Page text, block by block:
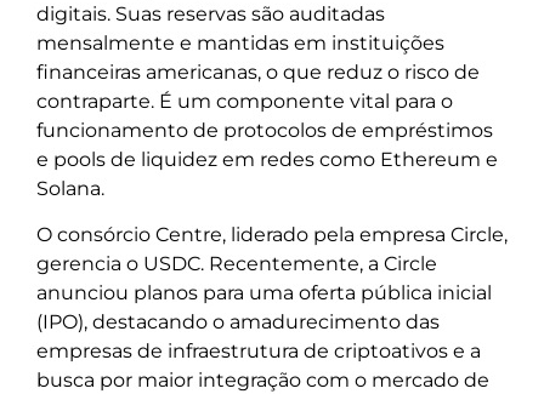
digitais. Suas reservas são auditadas
mensalmente e mantidas em instituições
financeiras americanas, o que reduz o risco de
contraparte. É um componente vital para o
funcionamento de protocolos de empréstimos
e pools de liquidez em redes como Ethereum e
Solana.
O consórcio Centre, liderado pela empresa Circle,
gerencia o USDC. Recentemente, a Circle
anunciou planos para uma oferta pública inicial
(IPO), destacando o amadurecimento das
empresas de infraestrutura de criptoativos e a
busca por maior integração com o mercado de